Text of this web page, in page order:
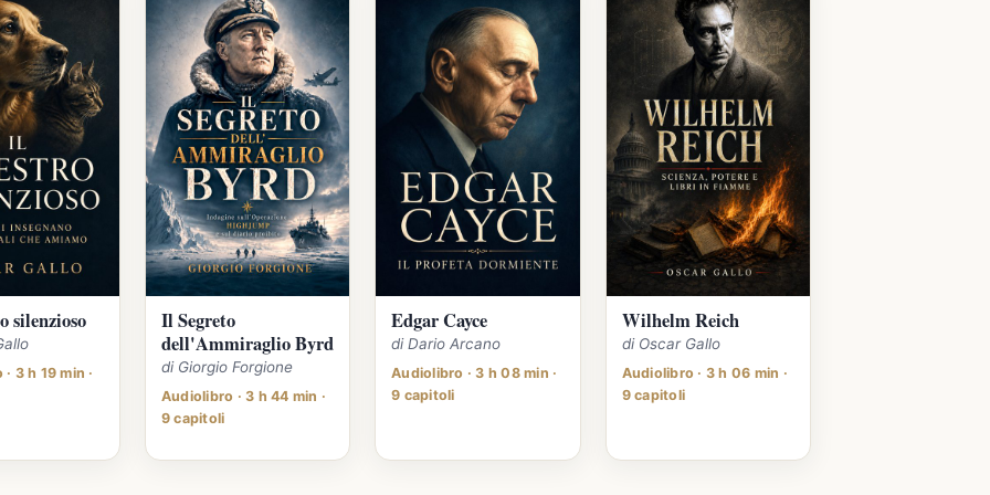
silenzioso
3 h 19 min ·
Il Segreto
dell'Ammiraglio Byrd
di Giorgio Forgione
Audiolibro · 3 h 44 min ·
9 capitoli
Edgar Cayce
di Dario Arcano
Audiolibro · 3 h 08 min ·
9 capitoli
Wilhelm Reich
di Oscar Gallo
Audiolibro · 3 h 06 min ·
9 capitoli